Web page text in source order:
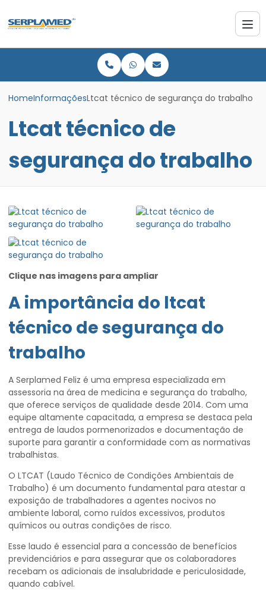
HomeInformaçõesLtcat técnico de segurança do trabalho
Ltcat técnico de
segurança do trabalho
Clique nas imagens para ampliar
A importância do ltcat
técnico de segurança do
trabalho
A Serplamed Feliz é uma empresa especializada em
assessoria na área de medicina e segurança do trabalho,
que oferece serviços de qualidade desde 2014. Com uma
equipe altamente capacitada, a empresa se destaca pela
entrega de laudos pormenorizados e documentação de
suporte para garantir a conformidade com as normativas
trabalhistas.
O LTCAT (Laudo Técnico de Condições Ambientais de
Trabalho) é um documento fundamental para atestar a
exposição de trabalhadores a agentes nocivos no
ambiente laboral, como ruídos excessivos, produtos
químicos ou outras condições de risco.
Esse laudo é essencial para a concessão de benefícios
previdenciários e para assegurar que os colaboradores
recebam os adicionais de insalubridade e periculosidade,
quando cabível.